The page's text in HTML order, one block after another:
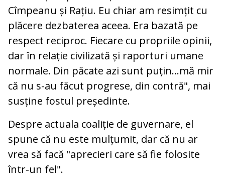
Cîmpeanu și Rațiu. Eu chiar am resimțit cu
plăcere dezbaterea aceea. Era bazată pe
respect reciproc. Fiecare cu propriile opinii,
dar în relație civilizată și raporturi umane
normale. Din păcate azi sunt puțin...mă mir
că nu s-au făcut progrese, din contră", mai
susține fostul președinte.
Despre actuala coaliție de guvernare, el
spune că nu este mulțumit, dar că nu ar
vrea să facă "aprecieri care să fie folosite
într-un fel".